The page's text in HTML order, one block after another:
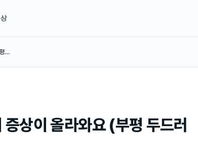
…
상이 올라와요 (부평 두드러